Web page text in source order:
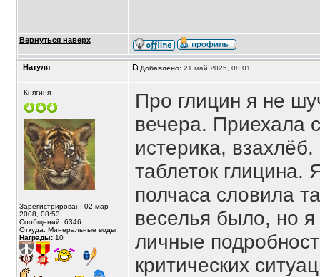
Вернуться наверх
Натуля Добавлено:21 май 2025, 08:01
Княгиня
Зарегистрирован: 02 мар
2008, 08:53
Сообщений: 6346
Откуда: Минеральные воды
Награды: 10
Про глицин я не
вечера. Приехала
истерика,
таблеток глицина.
полчаса словила
веселья было, но я
личные
критических